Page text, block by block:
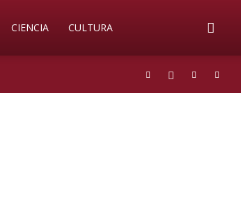
CIENCIA CULTURA